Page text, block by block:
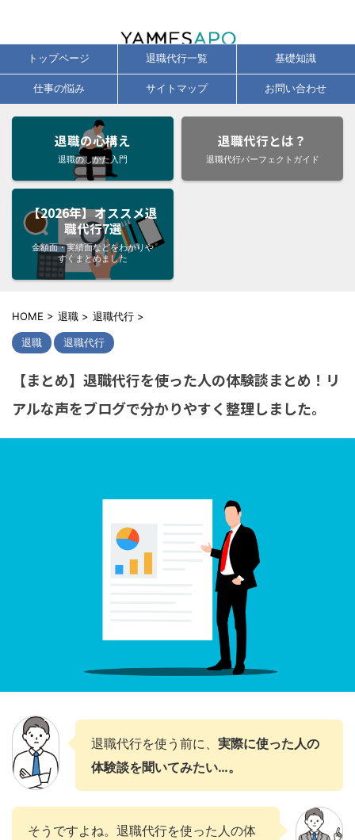
トップページ 退職代行一覧 基礎知識
仕事の悩み サイトマップ お問い合わせ
退職の心構え
退職のしかた入門
退職代行とは？
退職代行パーフェクトガイド
【2026年】オススメ退
職代行7選
金額面・実績面などをわかりや
すくまとめました
HOME > 退職 > 退職代行 >
退職 退職代行
【まとめ】退職代行を使った人の体験談まとめ！リ
アルな声をブログで分かりやすく整理しました。
退職代行を使う前に、 実際に使った人の
体験談を聞いてみたい…。
そうですよね。退職代行を使った人の体